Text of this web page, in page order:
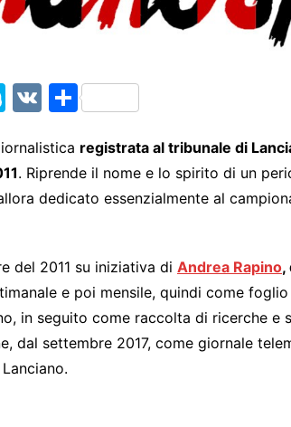
S
y
p
e
V S
ar
e
registrata al tribunale di
. Riprende il nome e lo spirito di un
dedicato essenzialmente al
del 2011 su iniziativa di Andrea Rapino,
e poi mensile, quindi come
in seguito come raccolta di ricerche e
dal settembre 2017, come giornale